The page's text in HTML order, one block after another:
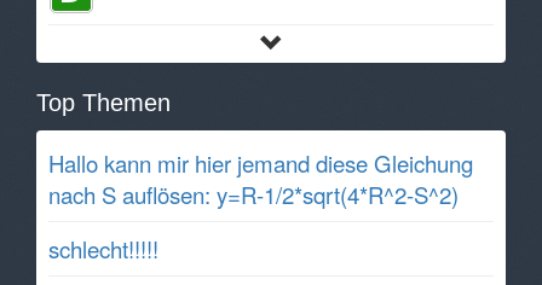
Top Themen
Hallo kann mir hier jemand diese Gleichung
nach S auflösen: y=R-1/2*sqrt(4*R^2-S^2)
schlecht!!!!!